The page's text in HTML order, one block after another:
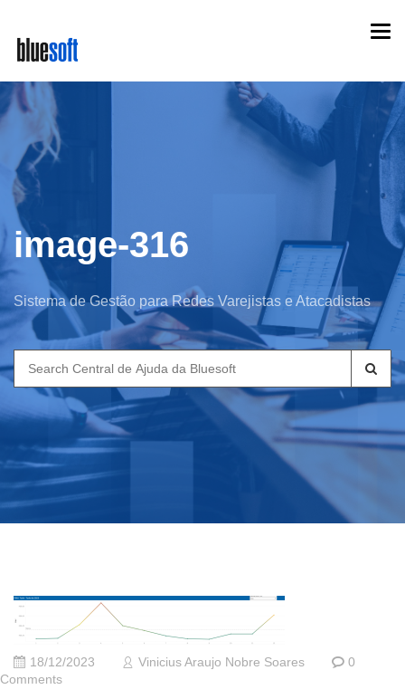
main
content
image-316
Sistema de Gestão para Redes Varejistas e Atacadistas
Search
for:
18/12/2023 Vinicius Araujo Nobre Soares
0
Comments